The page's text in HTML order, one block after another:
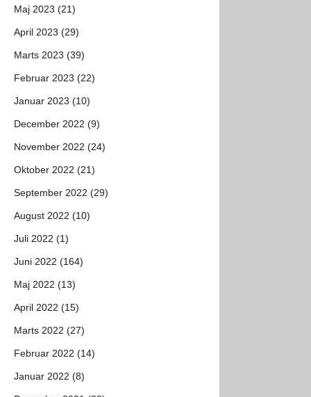
Maj 2023 (21)
April 2023 (29)
Marts 2023 (39)
Februar 2023 (22)
Januar 2023 (10)
December 2022 (9)
November 2022 (24)
Oktober 2022 (21)
September 2022 (29)
August 2022 (10)
Juli 2022 (1)
Juni 2022 (164)
Maj 2022 (13)
April 2022 (15)
Marts 2022 (27)
Februar 2022 (14)
Januar 2022 (8)